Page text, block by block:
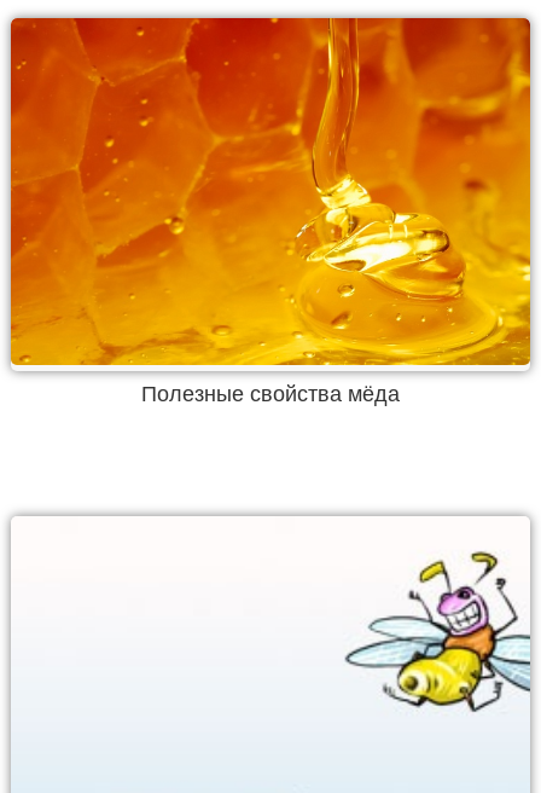
Полезные свойства мёда